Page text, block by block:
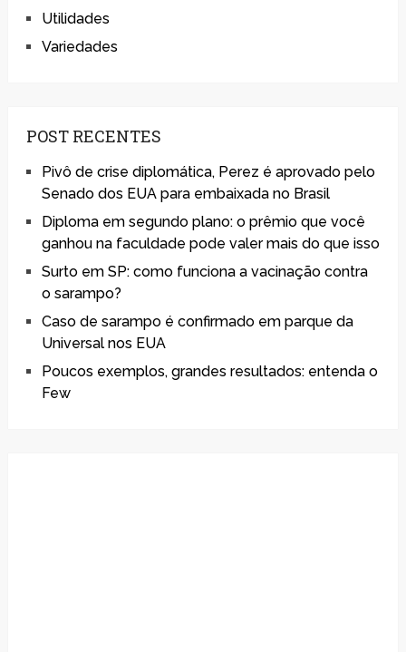
Utilidades
Variedades
POST RECENTES
Pivô de crise diplomática, Perez é aprovado pelo
Senado dos EUA para embaixada no Brasil
Diploma em segundo plano: o prêmio que você
ganhou na faculdade pode valer mais do que isso
Surto em SP: como funciona a vacinação contra
o sarampo?
Caso de sarampo é confirmado em parque da
Universal nos EUA
Poucos exemplos, grandes resultados: entenda o
Few